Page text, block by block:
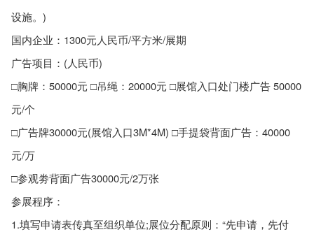
设施。)
国内企业：1300元人民币/平方米/展期
广告项目：(人民币)
□胸牌：50000元 □吊绳：20000元 □展馆入口处门楼广告 50000
元/个
□广告牌30000元(展馆入口3M*4M) □手提袋背面广告：40000
元/万
□参观劵背面广告30000元/2万张
参展程序：
1.填写申请表传真至组织单位;展位分配原则：“先申请，先付